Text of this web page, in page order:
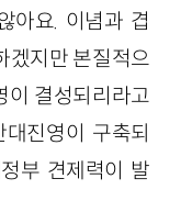
아요. 이념과 겹
겠지만 본질적으
이 결성되리라고
진영이 구축되
부 견제력이 발